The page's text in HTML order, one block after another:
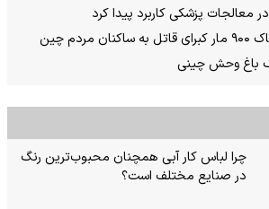
معالجات پزشکی کاربرد پیدا کرد
چین
باغ وحش چینی
چرا لباس کار آبی همچنان محبوب‌ترین رنگ
در صنایع مختلف است؟